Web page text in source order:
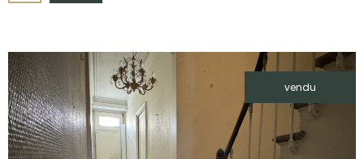
vendu
voir le